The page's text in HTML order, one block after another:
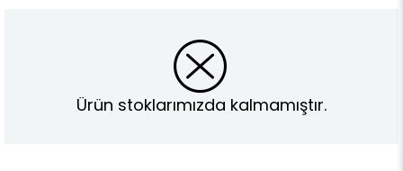
Ürün stoklarımızda kalmamıştır.